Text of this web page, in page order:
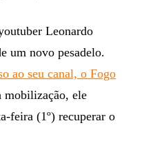
Leonardo
um novo pesadelo.
ao seu canal, o Fogo
mobilização, ele
feira (1º) recuperar o